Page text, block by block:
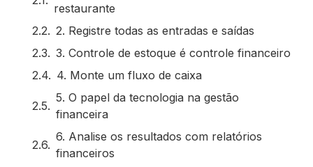
restaurante
2. Registre todas as entradas e saídas
3. Controle de estoque é controle financeiro
4. Monte um fluxo de caixa
5. O papel da tecnologia na gestão
financeira
6. Analise os resultados com relatórios
financeiros